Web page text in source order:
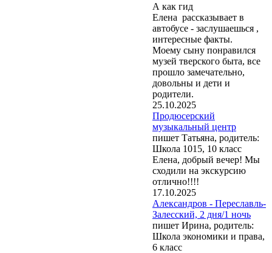
А как гид
Елена рассказывает в
автобусе - заслушаешься ,
интересные факты.
Моему сыну понравился
музей тверского быта, все
прошло замечательно,
довольны и дети и
родители.
25.10.2025
Продюсерский
музыкальный центр
пишет Татьяна, родитель:
Школа 1015, 10 класс
Елена, добрый вечер! Мы
сходили на экскурсию
отлично!!!!
17.10.2025
Александров - Переславль-
Залесский, 2 дня/1 ночь
пишет Ирина, родитель:
Школа экономики и права,
6 класс